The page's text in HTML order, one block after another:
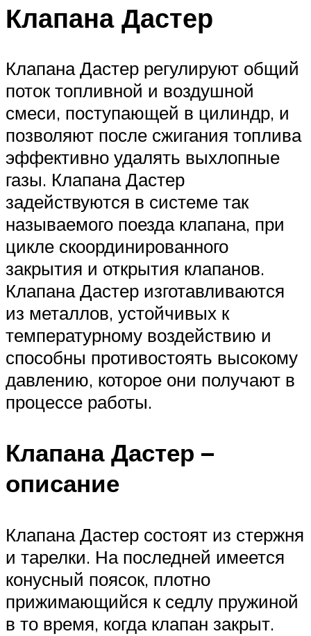
Клапана Дастер
Клапана Дастер регулируют общий
поток топливной и воздушной
смеси, поступающей в цилиндр, и
позволяют после сжигания топлива
эффективно удалять выхлопные
газы. Клапана Дастер
задействуются в системе так
называемого поезда клапана, при
цикле скоординированного
закрытия и открытия клапанов.
Клапана Дастер изготавливаются
из металлов, устойчивых к
температурному воздействию и
способны противостоять высокому
давлению, которое они получают в
процессе работы.
Клапана Дастер –
описание
Клапана Дастер состоят из стержня
и тарелки. На последней имеется
конусный поясок, плотно
прижимающийся к седлу пружиной
в то время, когда клапан закрыт.